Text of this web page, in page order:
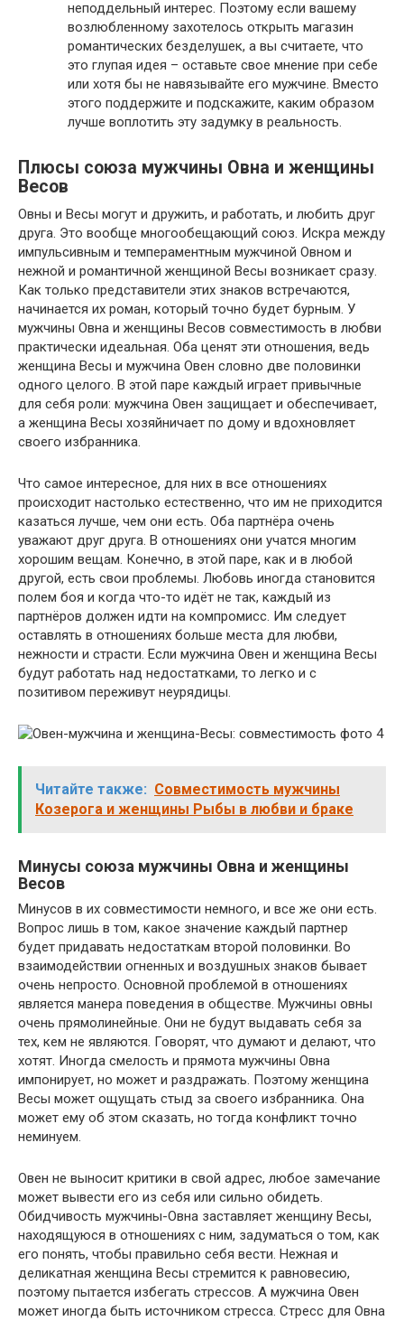
неподдельный интерес. Поэтому если вашему
возлюбленному захотелось открыть магазин
романтических безделушек, а вы считаете, что
это глупая идея – оставьте свое мнение при себе
или хотя бы не навязывайте его мужчине. Вместо
этого поддержите и подскажите, каким образом
лучше воплотить эту задумку в реальность.
Плюсы союза мужчины Овна и женщины
Весов
Овны и Весы могут и дружить, и работать, и любить друг
друга. Это вообще многообещающий союз. Искра между
импульсивным и темпераментным мужчиной Овном и
нежной и романтичной женщиной Весы возникает сразу.
Как только представители этих знаков встречаются,
начинается их роман, который точно будет бурным. У
мужчины Овна и женщины Весов совместимость в любви
практически идеальная. Оба ценят эти отношения, ведь
женщина Весы и мужчина Овен словно две половинки
одного целого. В этой паре каждый играет привычные
для себя роли: мужчина Овен защищает и обеспечивает,
а женщина Весы хозяйничает по дому и вдохновляет
своего избранника.
Что самое интересное, для них в все отношениях
происходит настолько естественно, что им не приходится
казаться лучше, чем они есть. Оба партнёра очень
уважают друг друга. В отношениях они учатся многим
хорошим вещам. Конечно, в этой паре, как и в любой
другой, есть свои проблемы. Любовь иногда становится
полем боя и когда что-то идёт не так, каждый из
партнёров должен идти на компромисс. Им следует
оставлять в отношениях больше места для любви,
нежности и страсти. Если мужчина Овен и женщина Весы
будут работать над недостатками, то легко и с
позитивом переживут неурядицы.
Читайте также: Совместимость мужчины
Козерога и женщины Рыбы в любви и браке
Минусы союза мужчины Овна и женщины
Весов
Минусов в их совместимости немного, и все же они есть.
Вопрос лишь в том, какое значение каждый партнер
будет придавать недостаткам второй половинки. Во
взаимодействии огненных и воздушных знаков бывает
очень непросто. Основной проблемой в отношениях
является манера поведения в обществе. Мужчины овны
очень прямолинейные. Они не будут выдавать себя за
тех, кем не являются. Говорят, что думают и делают, что
хотят. Иногда смелость и прямота мужчины Овна
импонирует, но может и раздражать. Поэтому женщина
Весы может ощущать стыд за своего избранника. Она
может ему об этом сказать, но тогда конфликт точно
неминуем.
Овен не выносит критики в свой адрес, любое замечание
может вывести его из себя или сильно обидеть.
Обидчивость мужчины-Овна заставляет женщину Весы,
находящуюся в отношениях с ним, задуматься о том, как
его понять, чтобы правильно себя вести. Нежная и
деликатная женщина Весы стремится к равновесию,
поэтому пытается избегать стрессов. А мужчина Овен
может иногда быть источником стресса. Стресс для Овна